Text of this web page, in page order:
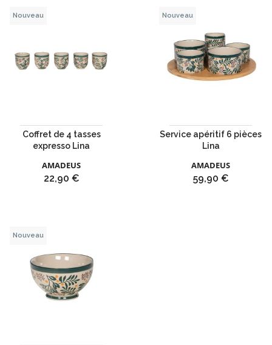
Coffret de 4 tasses
expresso Lina
AMADEUS
Prix
22,90 €
Nouveau
Service apéritif 6 pièces
Lina
AMADEUS
Prix
59,90 €
Nouveau
Nouveau